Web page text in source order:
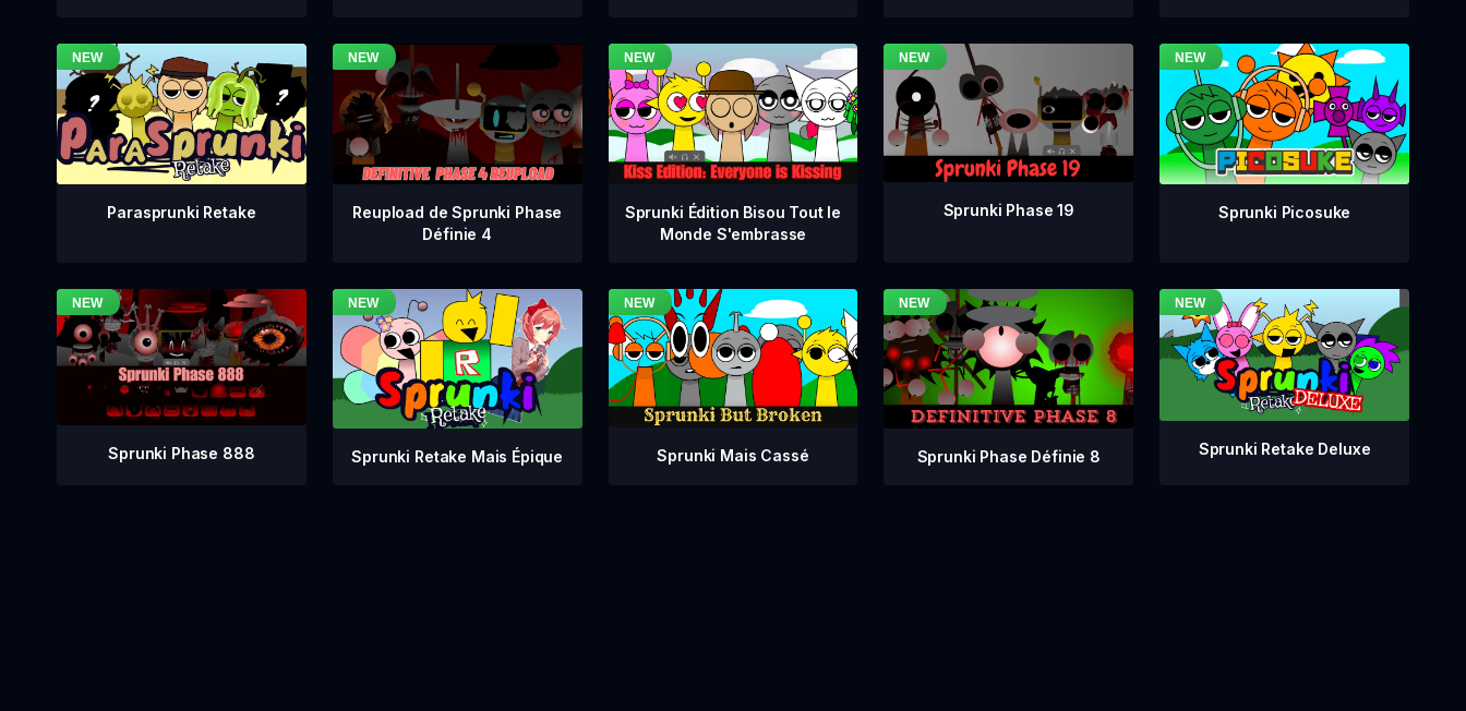
Parasprunki Retake
Reupload de Sprunki Phase
Définie 4
Sprunki Édition Bisou Tout le
Monde S'embrasse
Sprunki Phase 19 Sprunki Picosuke
Sprunki Phase 888 Sprunki Retake Mais Épique Sprunki Mais Cassé Sprunki Phase Définie 8 Sprunki Retake Deluxe